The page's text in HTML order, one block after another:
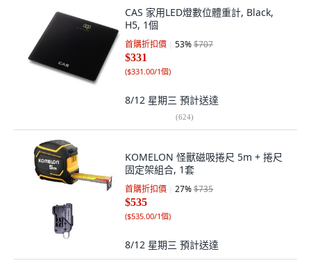
CAS 家用LED燈數位體重計, Black,
H5, 1個
首購折扣價 53%$707
$331
($331.00/1個)
8/12 星期三 預計送達
(624)
KOMELON 怪獸磁吸捲尺 5m + 捲尺
固定架組合, 1套
首購折扣價 27%$735
$535
($535.00/1個)
8/12 星期三 預計送達